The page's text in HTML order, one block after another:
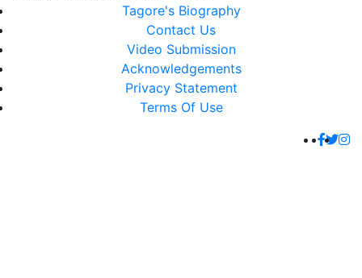
Tagore's Biography
Contact Us
Video Submission
Acknowledgements
Privacy Statement
Terms Of Use